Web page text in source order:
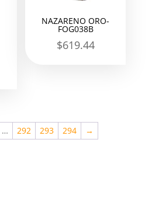
NAZARENO ORO-
FOG038B
$619.44
… 292 293 294 →